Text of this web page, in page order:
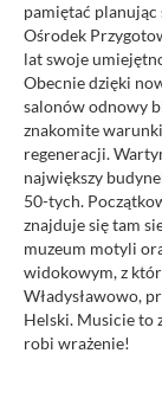
pamiętać planując
Ośrodek
lat swoje
Obecnie dzięki
salonów odnowy
znakomite
regeneracji.
największy
50-tych.
znajduje się tam
muzeum motyli
widokowym, z
Władysławowo,
Helski. Musicie to
robi wrażenie!